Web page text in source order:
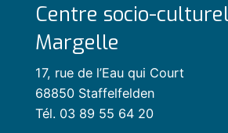
Centre socio-
Margelle
17, rue de l’Eau qui Court
68850 Staffelfelden
Tél. 03 89 55 64 20